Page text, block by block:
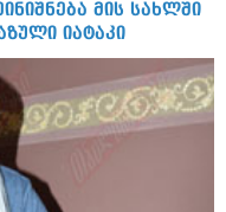
მის სახლში
იატაკი